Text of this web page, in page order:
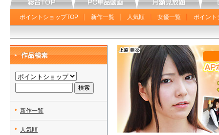
ポイントショップTOP 新作一覧 人気順 女優一覧 ポイント
新作一覧
人気順